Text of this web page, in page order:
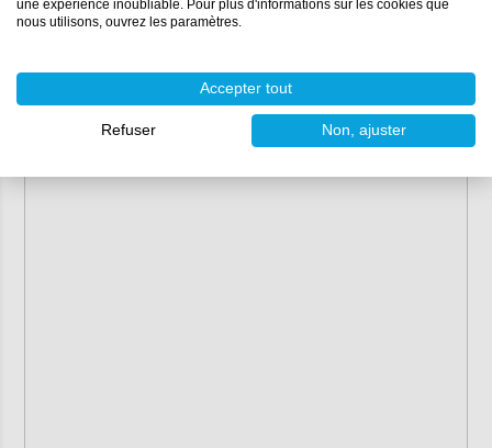
une expérience inoubliable. Pour plus d'informations sur les cookies que
nous utilisons, ouvrez les paramètres.
Accepter tout
Refuser Non, ajuster